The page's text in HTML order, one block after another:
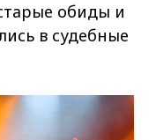
обиды и
в судебные